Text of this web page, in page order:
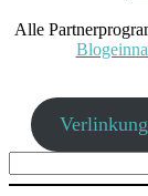
Alle
nach: